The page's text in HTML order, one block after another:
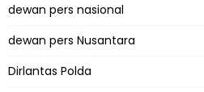
dewan pers nasional
dewan pers Nusantara
Dirlantas Polda